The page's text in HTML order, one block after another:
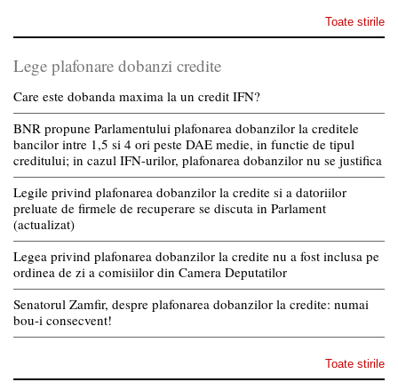
Toate stirile
Lege plafonare dobanzi credite
Care este dobanda maxima la un credit IFN?
BNR propune Parlamentului plafonarea dobanzilor la creditele
bancilor intre 1,5 si 4 ori peste DAE medie, in functie de tipul
creditului; in cazul IFN-urilor, plafonarea dobanzilor nu se justifica
Legile privind plafonarea dobanzilor la credite si a datoriilor
preluate de firmele de recuperare se discuta in Parlament
(actualizat)
Legea privind plafonarea dobanzilor la credite nu a fost inclusa pe
ordinea de zi a comisiilor din Camera Deputatilor
Senatorul Zamfir, despre plafonarea dobanzilor la credite: numai
bou-i consecvent!
Toate stirile